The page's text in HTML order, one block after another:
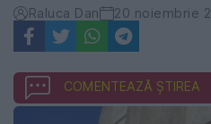
Raluca Dan 20 noiembrie
COMENTEAZĂ ȘTIREA